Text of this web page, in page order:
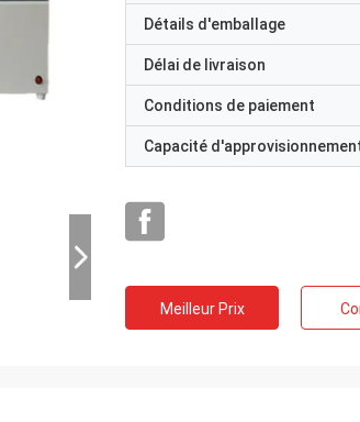
Détails d'emballage
Délai de livraison
Conditions de paiement
Capacité
Meilleur Prix